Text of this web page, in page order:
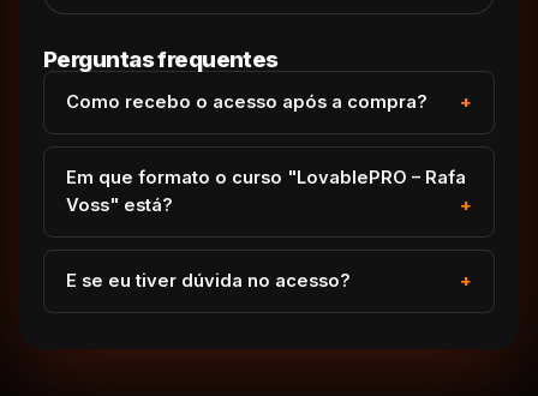
Perguntas frequentes
Como recebo o acesso após a compra?
Em que formato o curso "LovablePRO – Rafa
Voss" está?
E se eu tiver dúvida no acesso?